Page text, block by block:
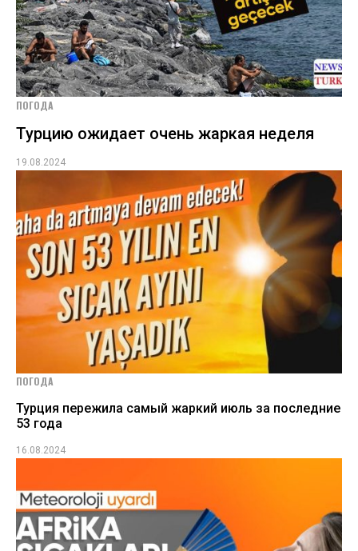
ПОГОДА
Турцию ожидает очень жаркая неделя
19.08.2024
ПОГОДА
Турция пережила самый жаркий июль за последние
53 года
16.08.2024